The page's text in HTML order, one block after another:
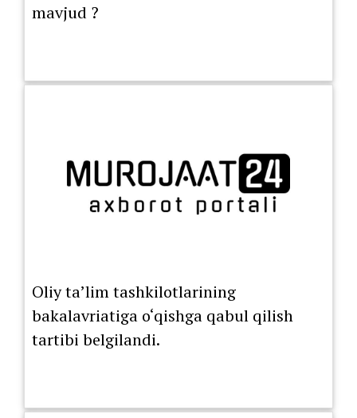
mavjud ?
Oliy ta’lim tashkilotlarining
bakalavriatiga o‘qishga qabul qilish
tartibi belgilandi.